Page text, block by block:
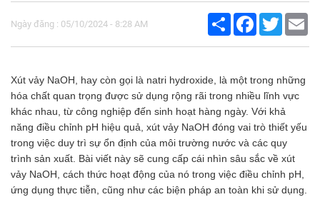
Ngày đăng : 05/10/2024 - 8:28 AM
Share FacebookTwitter
Xút vảy NaOH, hay còn gọi là natri hydroxide, là một trong những
hóa chất quan trọng được sử dụng rộng rãi trong nhiều lĩnh vực
khác nhau, từ công nghiệp đến sinh hoạt hàng ngày. Với khả
năng điều chỉnh pH hiệu quả, xút vảy NaOH đóng vai trò thiết yếu
trong việc duy trì sự ổn định của môi trường nước và các quy
trình sản xuất. Bài viết này sẽ cung cấp cái nhìn sâu sắc về xút
vảy NaOH, cách thức hoạt động của nó trong việc điều chỉnh pH,
ứng dụng thực tiễn, cũng như các biện pháp an toàn khi sử dụng.